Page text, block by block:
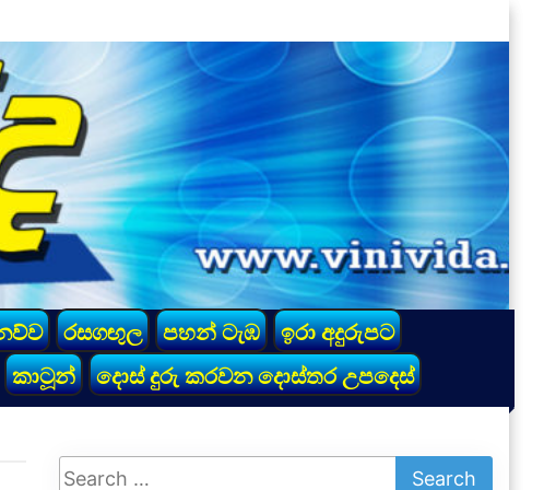
රසගඟුල පහන් ටැඹ
ඉරා අදුරුපට
කාටූන් දොස් දුරු කරවන දොස්තර උපදෙස්